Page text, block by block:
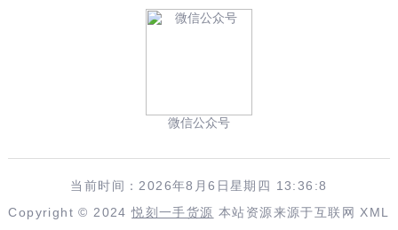
微信公众号
当前时间：2026年8月6日星期四 13:36:8
Copyright © 2024悦刻一手货源 本站资源来源于互联网 XML